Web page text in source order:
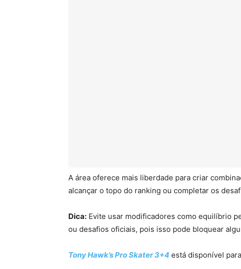
A área oferece mais liberdade para criar
alcançar o topo do ranking ou completar os
Dica: Evite usar modificadores como equilíbrio
ou desafios oficiais, pois isso pode bloquear
Tony Hawk’s Pro Skater 3+4 está disponível